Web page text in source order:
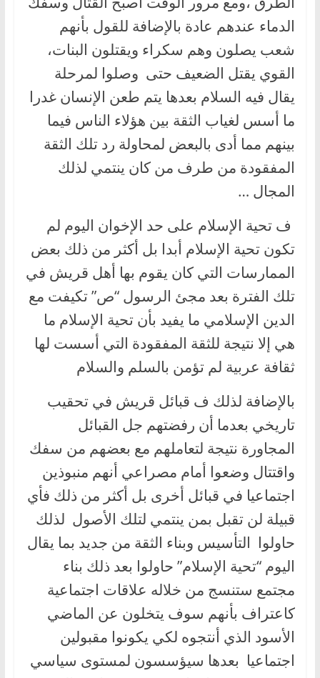
الدماء عندهم عادة بالإضافة للقول بأنهم
شعب يصلون وهم سكراء ويقتلون البنات،
القوي يقتل الضعيف حتى وصلوا لمرحلة
يقال فيه السلام بعدها يتم طعن الإنسان غدرا
ما أسس لغياب الثقة بين هؤلاء الناس فيما
بينهم مما أدى بالبعض لمحاولة رد تلك الثقة
المفقودة من طرف من كان ينتمي لذلك
المجال …
ف تحية الإسلام على حد الإخوان اليوم لم
تكون تحية الإسلام أبدا بل أكثر من ذلك بعض
الممارسات التي كان يقوم بها أهل قريش في
تلك الفترة بعد مجئ الرسول “ص” تكيفت مع
الدين الإسلامي ما يفيد بأن تحية الإسلام ما
هي إلا نتيجة للثقة المفقودة التي أسست لها
ثقافة عربية لم تؤمن بالسلم والسلام
بالإضافة لذلك ف قبائل قريش في تحقيب
تاريخي بعدما أن رفضتهم جل القبائل
المجاورة نتيجة لتعاملهم مع بعضهم من سفك
واقتتال وضعوا أمام مصراعي أنهم منبوذين
اجتماعيا في قبائل أخرى بل أكثر من ذلك فأي
قبيلة لن تقبل بمن ينتمي لتلك الأصول لذلك
حاولوا التأسيس وبناء الثقة من جديد بما يقال
اليوم “تحية الإسلام” حاولوا بعد ذلك بناء
مجتمع ستنسج من خلاله علاقات اجتماعية
كاعتراف بأنهم سوف يتخلون عن الماضي
الأسود الذي أنتجوه لكي يكونوا مقبولين
اجتماعيا بعدها سيؤسسون لمستوى سياسي